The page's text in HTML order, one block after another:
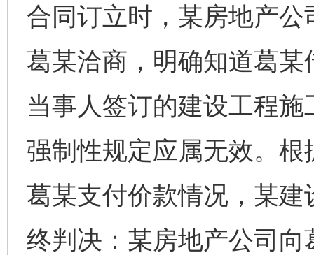
合同订立时，某房地产
葛某洽商，明确知道葛
当事人签订的建设工程
强制性规定应属无效。
葛某支付价款情况，某
终判决：某房地产公司